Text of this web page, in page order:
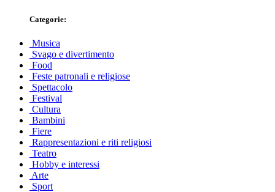
Categorie:
Musica
Svago e divertimento
Food
Feste patronali e religiose
Spettacolo
Festival
Cultura
Bambini
Fiere
Rappresentazioni e riti religiosi
Teatro
Hobby e interessi
Arte
Sport